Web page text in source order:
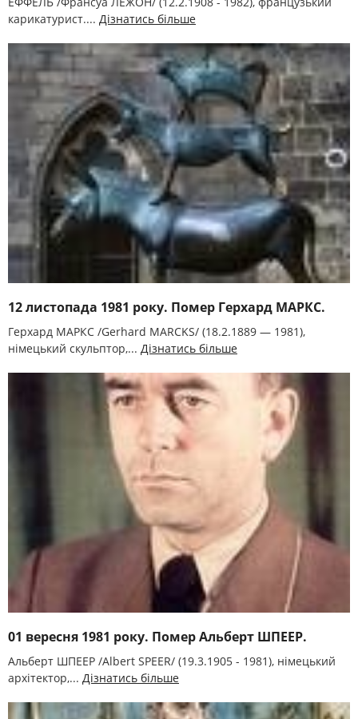
карикатурист.... Дізнатись більше
12 листопада 1981 року. Помер Герхард МАРКС.
Герхард МАРКС /Gerhard MARCKS/ (18.2.1889 — 1981),
німецький скульптор,... Дізнатись більше
01 вересня 1981 року. Помер Альберт ШПЕЕР.
Альберт ШПЕЕР /Albert SPEER/ (19.3.1905 - 1981), німецький
архітектор,... Дізнатись більше